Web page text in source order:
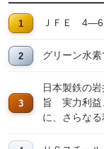
ＪＦＥ 4―6
グリーン水
日本製鉄の
旨 実力利益
に、さらな